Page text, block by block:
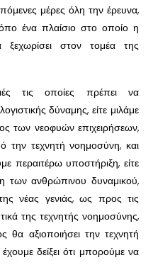
μέρες όλη την έρευνα,
ένα πλαίσιο στο οποίο η
στον τομέα της
τις οποίες πρέπει να
δύναμης, είτε μιλάμε
των νεοφυών επιχειρήσεων,
την τεχνητή νοημοσύνη, και
υποστήριξη, είτε
των ανθρώπινου δυναμικού,
νέας γενιάς, ως προς τις
της τεχνητής νοημοσύνης,
θα αξιοποιήσει την τεχνητή
δείξει ότι μπορούμε να